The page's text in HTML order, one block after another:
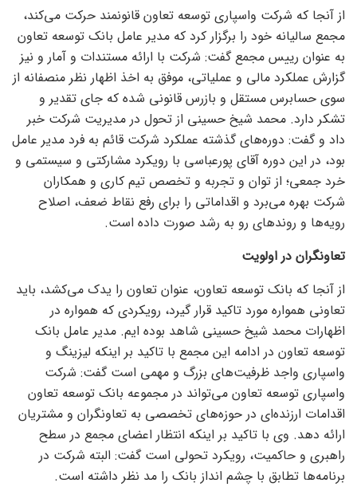
از آنجا که شرکت واسپاری توسعه تعاون قانونمند حرکت می‌کند،
مجمع سالیانه خود را برگزار کرد که مدیر عامل بانک توسعه تعاون
به عنوان رییس مجمع گفت: شرکت با ارائه مستندات و آمار و نیز
گزارش عملکرد مالی و عملیاتی، موفق به اخذ اظهار نظر منصفانه از
سوی حسابرس مستقل و بازرس قانونی شده که جای تقدیر و
تشکر دارد. محمد شیخ حسینی از تحول در مدیریت شرکت خبر
داد و گفت: دوره‌های گذشته عملکرد شرکت قائم به فرد مدیر عامل
بود، در این دوره آقای پورعباسی با رویکرد مشارکتی و سیستمی و
خرد جمعی؛ از توان و تجربه و تخصص تیم کاری و همکاران
شرکت بهره می‌برد و اقداماتی را برای رفع نقاط ضعف، اصلاح
رویه‌ها و روند‌های رو به رشد صورت داده است.
تعاونگران در اولویت
از آنجا که بانک توسعه تعاون، عنوان تعاون را یدک می‌کشد، باید
تعاونی همواره مورد تاکید قرار گیرد، رویکردی که همواره در
اظهارات محمد شیخ حسینی شاهد بوده ایم. مدیر عامل بانک
توسعه تعاون در ادامه این مجمع با تاکید بر اینکه لیزینگ و
واسپاری واجد ظرفیت‌های بزرگ و مهمی است گفت: شرکت
واسپاری توسعه تعاون می‌تواند در مجموعه بانک توسعه تعاون
اقدامات ارزنده‌ای در حوزه‌های تخصصی به تعاونگران و مشتریان
ارائه دهد. وی با تاکید بر اینکه انتظار اعضای مجمع در سطح
راهبری و حاکمیت، رویکرد تحولی است گفت: البته شرکت در
برنامه‌ها تطابق با چشم انداز بانک را مد نظر داشته است.